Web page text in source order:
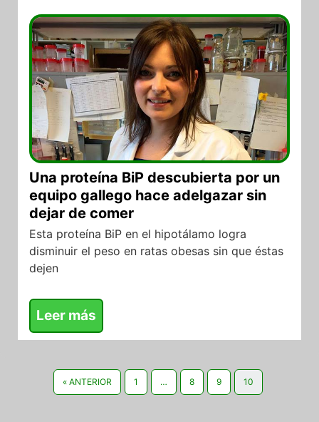
Una proteína BiP descubierta por un
equipo gallego hace adelgazar sin
dejar de comer
Esta proteína BiP en el hipotálamo logra
disminuir el peso en ratas obesas sin que éstas
dejen
Leer más
« ANTERIOR 1 … 8 9 10